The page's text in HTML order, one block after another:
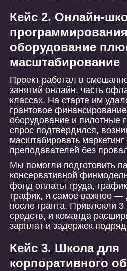
Кейс 2. Онлайн-
оборудование
масштабирование
Проект работал в
занятий онлайн, часть
классах. На старте им
грантовое
оборудование и пилотные
спрос подтвердился,
масштабировать маркетинг
преподавателей без
Мы помогли подготовить
консервативной
фонд оплаты труда,
трафик, и самое важное —
после гранта. Привлекли
средств, и команда
зарплат и задержек
Кейс 3. Школа для
корпоративного